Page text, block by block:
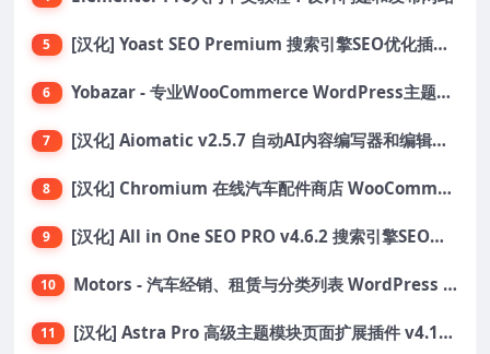
5 [汉化] Yoast SEO Premium 搜索引擎SEO优化插件+全套扩展附件
6 Yobazar - 专业WooCommerce WordPress主题，助力在线商店
7 [汉化] Aiomatic v2.5.7 自动AI内容编写器和编辑器GPT-3和GPT-4等AI工具包
8 [汉化] Chromium 在线汽车配件商店 WooCommerce 主题 v1.3.28
9 [汉化] All in One SEO PRO v4.6.2 搜索引擎SEO优化WordPress插件
10 Motors - 汽车经销、租赁与分类列表 WordPress 主题
11 [汉化] Astra Pro 高级主题模块页面扩展插件 v4.11.6